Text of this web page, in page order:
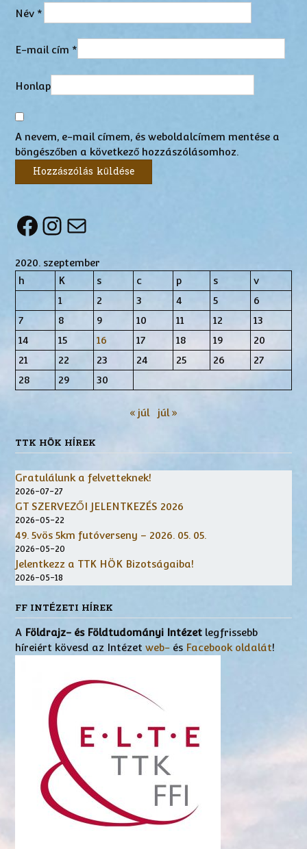
Név *
E-mail cím *
Honlap
A nevem, e-mail címem, és weboldalcímem mentése a
böngészőben a következő hozzászólásomhoz.
Facebook
Instagram
Mail
2020. szeptember
h
K s c p s
v
1
2 3 4 5
6
7
8 9 10 11 12
13
14
15 16 17 18 19
20
21
22 23 24 25 26
27
28
29 30
« júl júl »
TTK HÖK HÍREK
Gratulálunk a felvetteknek!
2026-07-27
GT SZERVEZŐI JELENTKEZÉS 2026
2026-05-22
49. 5vös 5km futóverseny – 2026. 05. 05.
2026-05-20
Jelentkezz a TTK HÖK Bizotságaiba!
2026-05-18
FF INTÉZETI HÍREK
A Földrajz- és Földtudományi Intézet legfrissebb
híreiért kövesd az Intézet web- és Facebook oldalát!